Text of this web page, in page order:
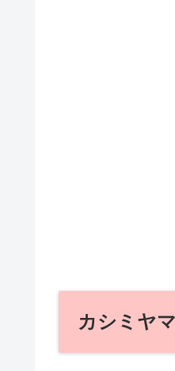
カシミヤ